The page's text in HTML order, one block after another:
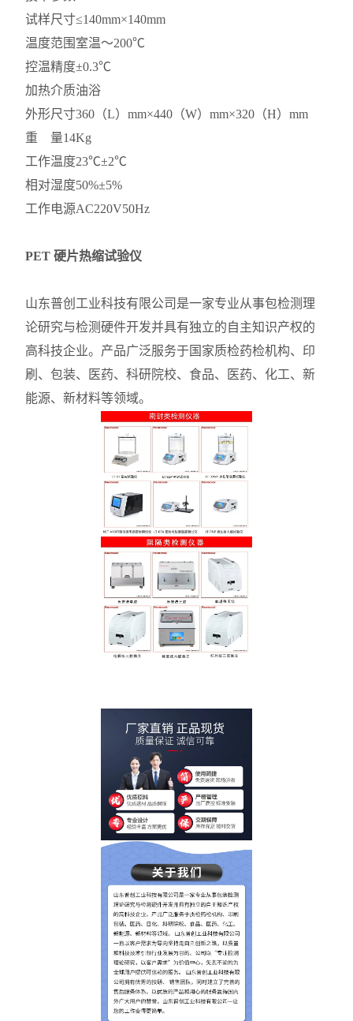
试样尺寸≤140mm×140mm
温度范围 室温～200℃
控温精度±0.3℃
加热介质油浴
外形尺寸360（L）mm×440（W）mm×320（H）mm
重 量14Kg
工作温度23℃±2℃
相对湿度50%±5%
工作电源AC220V50Hz
PET 硬片热缩试验仪
山东普创工业科技有限公司是一家专业从事包检测理
论研究与检测硬件开发并具有独立的自主知识产权的
高科技企业。产品广泛服务于国家质检药检机构、印
刷、包装、医药、科研院校、食品、医药、化工、新
能源、新材料等领域。